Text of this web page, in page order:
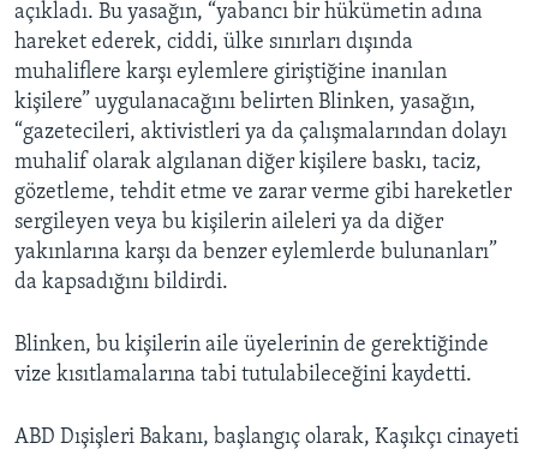
açıkladı. Bu yasağın, “yabancı bir hükümetin adına
hareket ederek, ciddi, ülke sınırları dışında
muhaliflere karşı eylemlere giriştiğine inanılan
kişilere” uygulanacağını belirten Blinken, yasağın,
“gazetecileri, aktivistleri ya da çalışmalarından dolayı
muhalif olarak algılanan diğer kişilere baskı, taciz,
gözetleme, tehdit etme ve zarar verme gibi hareketler
sergileyen veya bu kişilerin aileleri ya da diğer
yakınlarına karşı da benzer eylemlerde bulunanları”
da kapsadığını bildirdi.
Blinken, bu kişilerin aile üyelerinin de gerektiğinde
vize kısıtlamalarına tabi tutulabileceğini kaydetti.
ABD Dışişleri Bakanı, başlangıç olarak, Kaşıkçı cinayeti